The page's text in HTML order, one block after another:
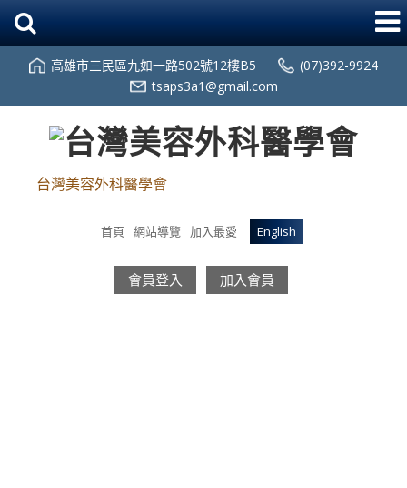
高雄市三民區九如一路502號12樓B5
(07)392-9924
tsaps3a1@gmail.com
台灣美容外科醫學會
首頁 網站導覽 加入最愛 English
會員登入 加入會員